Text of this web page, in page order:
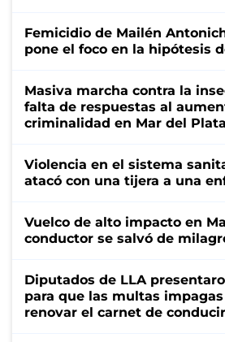
Femicidio de Mailén
pone el foco en la hipótesis
Masiva marcha contra la
falta de respuestas al
criminalidad en Mar del Plata
Violencia en el sistema
atacó con una tijera a una
Vuelco de alto impacto en
conductor se salvó de
Diputados de LLA
para que las multas
renovar el carnet de conducir